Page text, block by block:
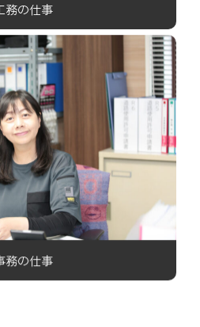
務の仕事
務の仕事